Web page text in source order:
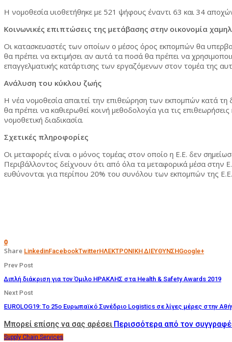
Η νομοθεσία υιοθετήθηκε με 521 ψήφους έναντι 63 και 34
Κοινωνικές επιπτώσεις της μετάβασης στην οικονομία
Οι κατασκευαστές των οποίων ο μέσος όρος εκπομπών θα
θα πρέπει να εκτιμήσει αν αυτά τα ποσά θα πρέπει να
επαγγελματικής κατάρτισης των εργαζόμενων στον τομέα της
Ανάλυση του κύκλου ζωής
Η νέα νομοθεσία απαιτεί την επιθεώρηση των εκπομπών κατά
θα πρέπει να καθιερωθεί κοινή μεθοδολογία για τις
νομοθετική διαδικασία.
Σχετικές πληροφορίες
Οι μεταφορές είναι ο μόνος τομέας στον οποίο η Ε.Ε. δεν
Περιβάλλοντος δείχνουν ότι από όλα τα μεταφορικά μέσα στην
ευθύνονται για περίπου 20% του συνόλου των εκπομπών της Ε.Ε.
0
Share LinkedinFacebookTwitterΗΛΕΚΤΡΟΝΙΚΗ ΔΙΕΥΘΥΝΣΗGoogle+
Prev Post
Διπλή διάκριση για τον Όμιλο ΗΡΑΚΛΗΣ στα Health & Safety Awards 2019
Next Post
EUROLOG19: Το 25ο Ευρωπαϊκό Συνέδριο Logistics σε λίγες μέρες στην
Μπορεί επίσης να σας αρέσει Περισσότερα από τον
Supply Chain Services